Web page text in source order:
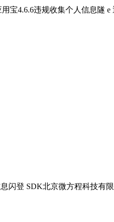
宝4.6.6违规收集个人信息隧 e
闪登 SDK北京微方程科技有